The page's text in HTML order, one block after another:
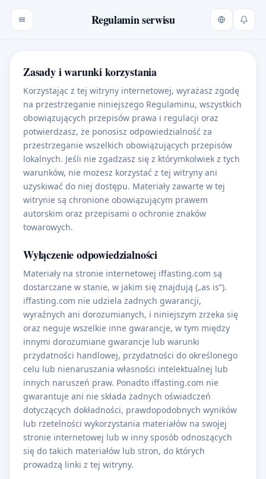
Regulamin serwisu
Zasady i warunki korzystania
Korzystając z tej witryny internetowej, wyrażasz zgodę
na przestrzeganie niniejszego Regulaminu, wszystkich
obowiązujących przepisów prawa i regulacji oraz
potwierdzasz, że ponosisz odpowiedzialność za
przestrzeganie wszelkich obowiązujących przepisów
lokalnych. Jeśli nie zgadzasz się z którymkolwiek z tych
warunków, nie możesz korzystać z tej witryny ani
uzyskiwać do niej dostępu. Materiały zawarte w tej
witrynie są chronione obowiązującym prawem
autorskim oraz przepisami o ochronie znaków
towarowych.
Wyłączenie odpowiedzialności
Materiały na stronie internetowej iffasting.com są
dostarczane w stanie, w jakim się znajdują („as is”).
iffasting.com nie udziela żadnych gwarancji,
wyraźnych ani dorozumianych, i niniejszym zrzeka się
oraz neguje wszelkie inne gwarancje, w tym między
innymi dorozumiane gwarancje lub warunki
przydatności handlowej, przydatności do określonego
celu lub nienaruszania własności intelektualnej lub
innych naruszeń praw. Ponadto iffasting.com nie
gwarantuje ani nie składa żadnych oświadczeń
dotyczących dokładności, prawdopodobnych wyników
lub rzetelności wykorzystania materiałów na swojej
stronie internetowej lub w inny sposób odnoszących
się do takich materiałów lub stron, do których
prowadzą linki z tej witryny.